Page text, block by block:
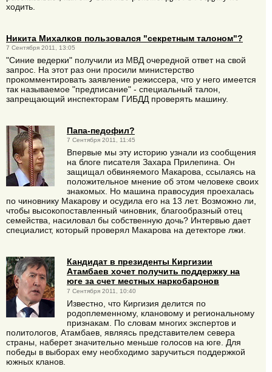
ходить.
Никита Михалков пользовался "секретным талоном"?
7 Сентября 2011, 13:05
"Синие ведерки" получили из МВД очередной ответ на свой
запрос. На этот раз они просили министерство
прокомментировать заявление режиссера, что у него имеется
так называемое "предписание" - специальный талон,
запрещающий инспекторам ГИБДД проверять машину.
Папа-педофил?
7 Сентября 2011, 11:45
Впервые мы эту историю узнали из сообщения
на блоге писателя Захара Прилепина. Он
защищал обвиняемого Макарова, ссылаясь на
положительное мнение об этом человеке своих
знакомых. Но машина правосудия проехалась
по чиновнику Макарову и осудила его на 13 лет. Возможно ли,
чтобы высокопоставленный чиновник, благообразный отец
семейства, насиловал бы собственную дочь? Интервью дает
специалист, который проверял Макарова на детекторе лжи.
Кандидат в президенты Киргизии
Атамбаев хочет получить поддержку на
юге за счет местных наркобаронов
7 Сентября 2011, 10:40
Известно, что Киргизия делится по
родоплеменному, клановому и региональному
признакам. По словам многих экспертов и
политологов, Атамбаев, являясь представителем севера
страны, наберет значительно меньше голосов на юге. Для
победы в выборах ему необходимо заручиться поддержкой
южных кланов.